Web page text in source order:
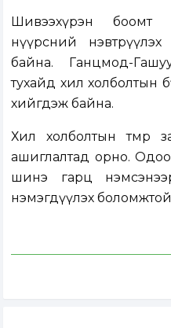
Шивээхүрэн
нүүрсний
байна. Ганцмод-
тухайд хил холболтын
хийгдэж байна.
Хил холболтын
ашиглалтад орно.
шинэ гарц
нэмэгдүүлэх